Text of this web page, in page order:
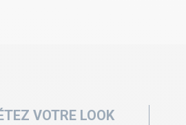
VOTRE LOOK